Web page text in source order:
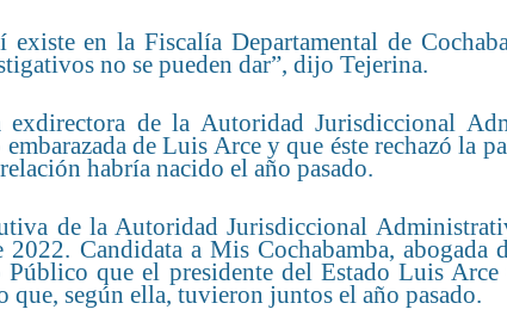
existe en la Fiscalía Departamental de
no se pueden dar”, dijo Tejerina.
de la Autoridad Jurisdiccional
de Luis Arce y que éste rechazó la
habría nacido el año pasado.
de la Autoridad Jurisdiccional
2022. Candidata a Mis Cochabamba, abogada
que el presidente del Estado Luis Arce
según ella, tuvieron juntos el año pasado.